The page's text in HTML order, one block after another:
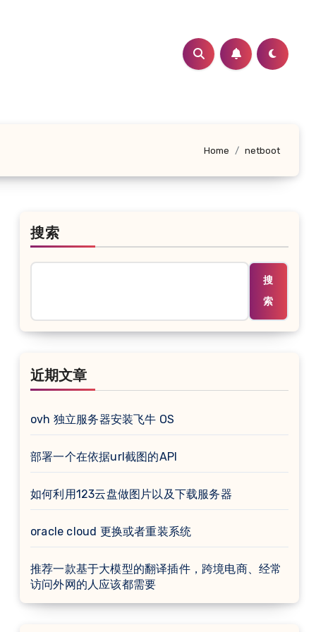
Home netboot
搜索
搜
索
近期文章
ovh 独立服务器安装飞牛 OS
部署一个在依据url截图的API
如何利用123云盘做图片以及下载服务器
oracle cloud 更换或者重装系统
推荐一款基于大模型的翻译插件，跨境电商、经常
访问外网的人应该都需要